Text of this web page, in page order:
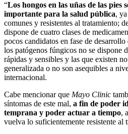
“Los hongos en las uñas de las pies
importante para la salud pública,
comunes y resistentes al tratamiento;
dispone de cuatro clases de
pocos candidatos en fase de
los patógenos fúngicos no se dispone
rápidas y sensibles y las que existen
generalizada o no son asequibles a
internacional.
Cabe mencionar que Mayo Clinic
síntomas de este mal, a fin de poder
temprana y poder actuar a tiempo,
vuelva lo suficientemente resistente al